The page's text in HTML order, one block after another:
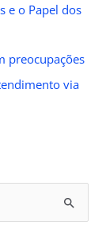
e o Papel dos
preocupações
via